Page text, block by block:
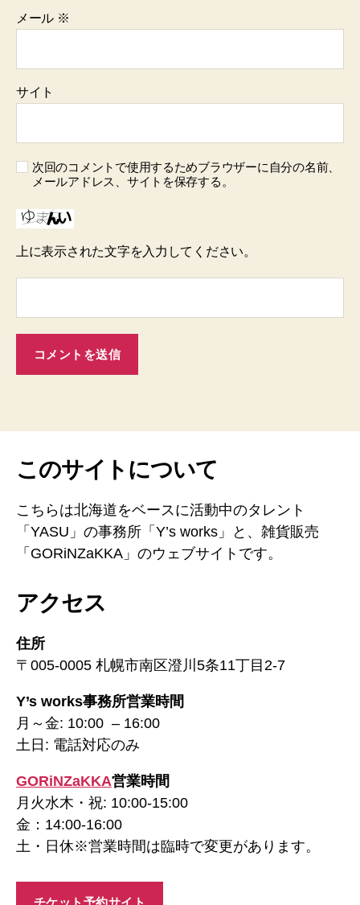
メール ※
サイト
次回のコメントで使用するためブラウザーに自分の名前、
メールアドレス、サイトを保存する。
上に表示された文字を入力してください。
このサイトについて
こちらは北海道をベースに活動中のタレント
「YASU」の事務所「Y’s works」と、雑貨販売
「GORiNZaKKA」のウェブサイトです。
アクセス
住所
〒005-0005 札幌市南区澄川5条11丁目2-7
Y’s works事務所営業時間
月～金: 10:00 – 16:00
土日: 電話対応のみ
GORiNZaKKA営業時間
月火水木・祝: 10:00-15:00
金：14:00-16:00
土・日休※営業時間は臨時で変更があります。
チケット予約サイト